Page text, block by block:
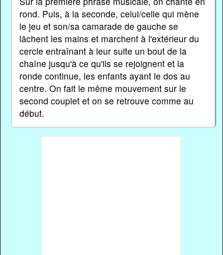
rond. Puis, à la seconde, celui/celle qui mène
le jeu et son/sa camarade de gauche se
lâchent les mains et marchent à l'extérieur du
cercle entraînant à leur suite un bout de la
chaîne jusqu'à ce qu'ils se rejoignent et la
ronde continue, les enfants ayant le dos au
centre. On fait le même mouvement sur le
second couplet et on se retrouve comme au
début.